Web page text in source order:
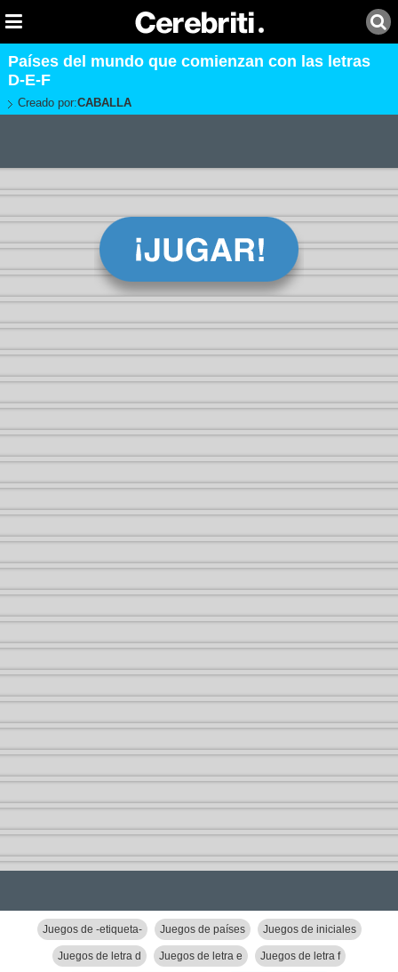
Países del mundo que comienzan con las letras
D-E-F
Creado por:CABALLA
Juegos de -etiqueta- Juegos de países Juegos de iniciales
Juegos de letra d Juegos de letra e Juegos de letra f